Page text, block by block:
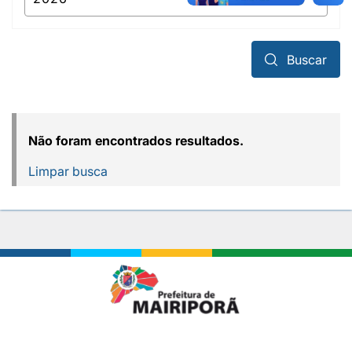
Buscar
Não foram encontrados resultados.
Limpar busca